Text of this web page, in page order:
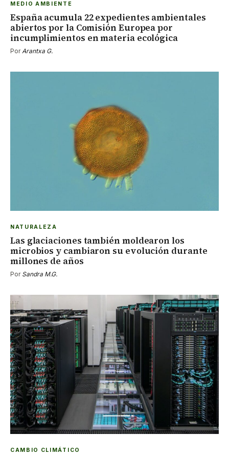
MEDIO AMBIENTE
España acumula 22 expedientes ambientales
abiertos por la Comisión Europea por
incumplimientos en materia ecológica
PorArantxa G.
NATURALEZA
Las glaciaciones también moldearon los
microbios y cambiaron su evolución durante
millones de años
Por Sandra M.G.
CAMBIO CLIMÁTICO